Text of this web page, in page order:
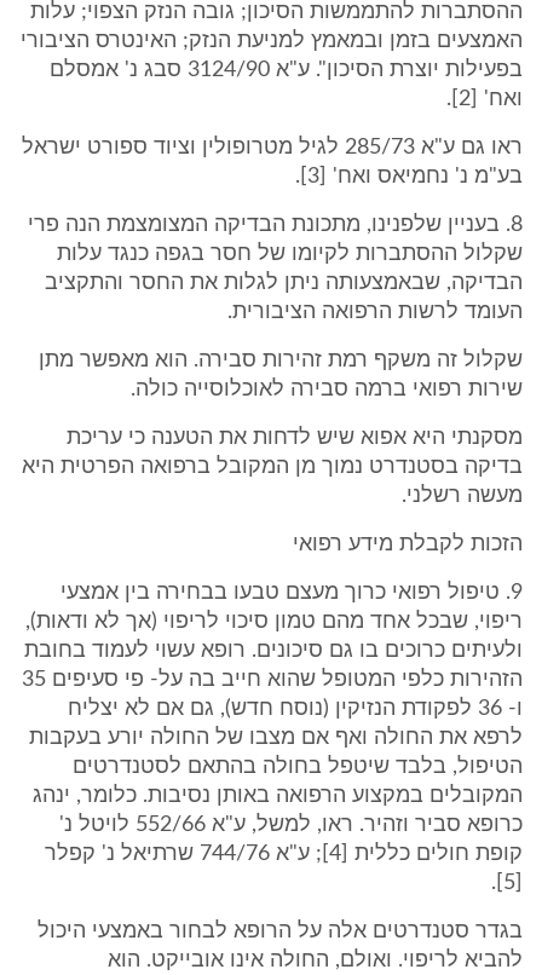
ההסתברות להתממשות הסיכון; גובה הנזק הצפוי; עלות
האמצעים בזמן ובמאמץ למניעת הנזק; האינטרס הציבורי
בפעילות יוצרת הסיכון". ע"א 3124/90 סבג נ' אמסלם
ואח' [2].
ראו גם ע"א 285/73 לגיל מטרופולין וציוד ספורט ישראל
בע"מ נ' נחמיאס ואח' [3].
8. בעניין שלפנינו, מתכונת הבדיקה המצומצמת הנה פרי
שקלול ההסתברות לקיומו של חסר בגפה כנגד עלות
הבדיקה, שבאמצעותה ניתן לגלות את החסר והתקציב
העומד לרשות הרפואה הציבורית.
שקלול זה משקף רמת זהירות סבירה. הוא מאפשר מתן
שירות רפואי ברמה סבירה לאוכלוסייה כולה.
מסקנתי היא אפוא שיש לדחות את הטענה כי עריכת
בדיקה בסטנדרט נמוך מן המקובל ברפואה הפרטית היא
מעשה רשלני.
הזכות לקבלת מידע רפואי
9. טיפול רפואי כרוך מעצם טבעו בבחירה בין אמצעי
ריפוי, שבכל אחד מהם טמון סיכוי לריפוי (אך לא ודאות),
ולעיתים כרוכים בו גם סיכונים. רופא עשוי לעמוד בחובת
הזהירות כלפי המטופל שהוא חייב בה על- פי סעיפים 35
ו- 36 לפקודת הנזיקין (נוסח חדש), גם אם לא יצליח
לרפא את החולה ואף אם מצבו של החולה יורע בעקבות
הטיפול, בלבד שיטפל בחולה בהתאם לסטנדרטים
המקובלים במקצוע הרפואה באותן נסיבות. כלומר, ינהג
כרופא סביר וזהיר. ראו, למשל, ע"א 552/66 לויטל נ'
קופת חולים כללית [4]; ע"א 744/76 שרתיאל נ' קפלר
בגדר סטנדרטים אלה על הרופא לבחור באמצעי היכול
להביא לריפוי. ואולם, החולה אינו אובייקט. הוא